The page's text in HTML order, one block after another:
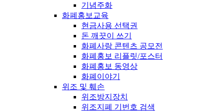
기념주화
화폐홍보교육
현금사용 선택권
돈 깨끗이 쓰기
화폐사랑 콘텐츠 공모전
화폐홍보 리플릿/포스터
화폐홍보 동영상
화폐이야기
위조 및 훼손
위조방지장치
위조지폐 기번호 검색